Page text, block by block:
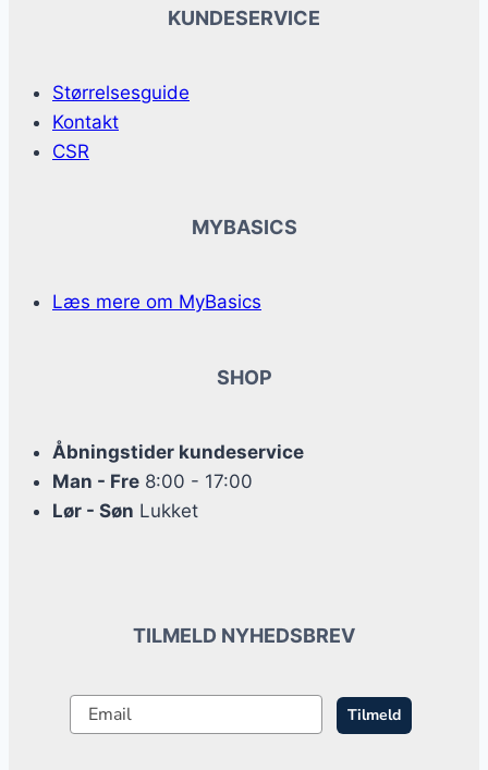
KUNDESERVICE
Størrelsesguide
Kontakt
CSR
MYBASICS
Læs mere om MyBasics
SHOP
Åbningstider kundeservice
Man - Fre 8:00 - 17:00
Lør - Søn Lukket
TILMELD NYHEDSBREV
Tilmeld